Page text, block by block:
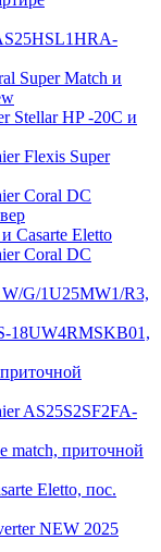
Super Match и
Stellar HP -20С и
Flexis Super
Coral DC
Casarte Eletto
Coral DC
W/G/1U25MW1/R3,
18UW4RMSKB01,
AS25S2SF2FA-
match, приточной
Eletto, пос.
NEW 2025